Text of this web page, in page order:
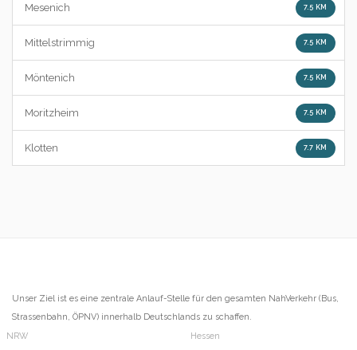
Mesenich 7.5 KM
Mittelstrimmig 7.5 KM
Möntenich 7.5 KM
Moritzheim 7.5 KM
Klotten 7.7 KM
Unser Ziel ist es eine zentrale Anlauf-Stelle für den gesamten NahVerkehr (Bus,
Strassenbahn, ÖPNV) innerhalb Deutschlands zu schaffen.
NRW
Hessen